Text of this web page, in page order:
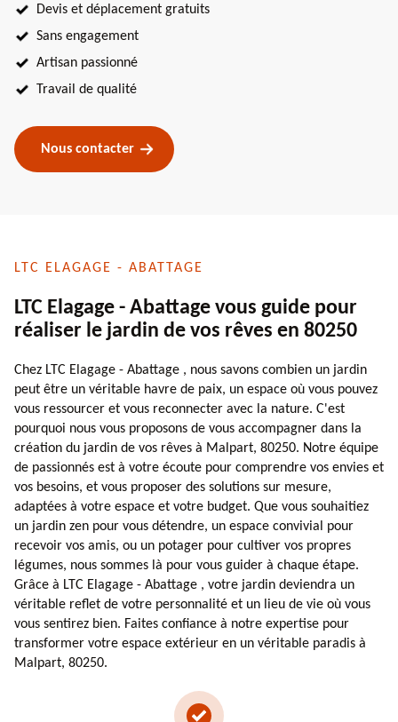
Devis et déplacement gratuits
Sans engagement
Artisan passionné
Travail de qualité
Nous contacter
LTC ELAGAGE - ABATTAGE
LTC Elagage - Abattage vous guide pour
réaliser le jardin de vos rêves en 80250
Chez LTC Elagage - Abattage , nous savons combien un jardin
peut être un véritable havre de paix, un espace où vous pouvez
vous ressourcer et vous reconnecter avec la nature. C'est
pourquoi nous vous proposons de vous accompagner dans la
création du jardin de vos rêves à Malpart, 80250. Notre équipe
de passionnés est à votre écoute pour comprendre vos envies et
vos besoins, et vous proposer des solutions sur mesure,
adaptées à votre espace et votre budget. Que vous souhaitiez
un jardin zen pour vous détendre, un espace convivial pour
recevoir vos amis, ou un potager pour cultiver vos propres
légumes, nous sommes là pour vous guider à chaque étape.
Grâce à LTC Elagage - Abattage , votre jardin deviendra un
véritable reflet de votre personnalité et un lieu de vie où vous
vous sentirez bien. Faites confiance à notre expertise pour
transformer votre espace extérieur en un véritable paradis à
Malpart, 80250.